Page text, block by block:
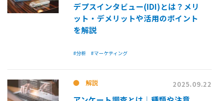
デプスインタビュー(IDI)とは？メリ
ット・デメリットや活用のポイント
を解説
#分析 #マーケティング
解説 2025.09.22